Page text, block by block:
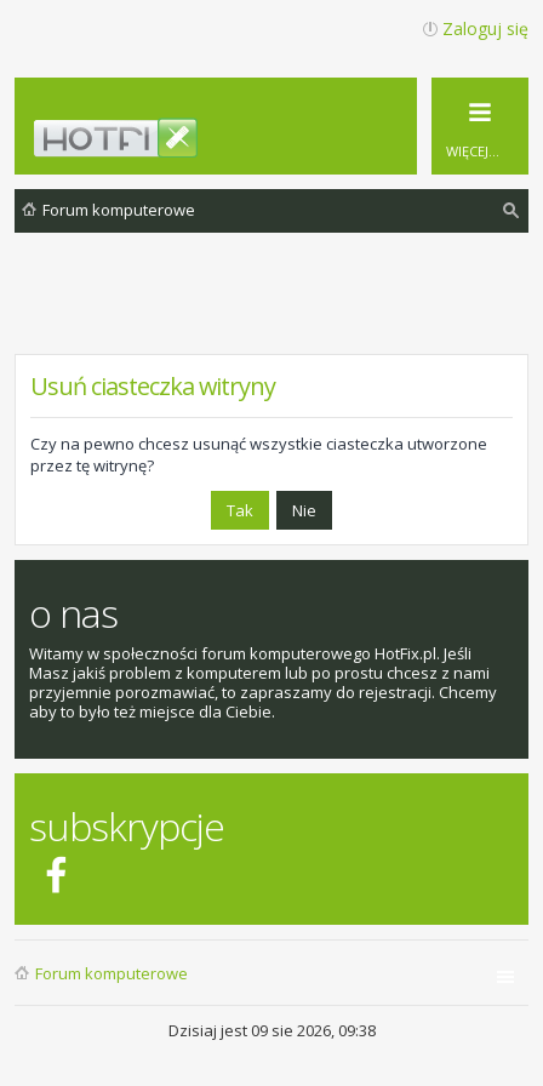
Zaloguj się
WIĘCEJ…
Forum komputerowe
Usuń ciasteczka witryny
Czy na pewno chcesz usunąć wszystkie ciasteczka utworzone
przez tę witrynę?
o nas
Witamy w społeczności forum komputerowego HotFix.pl. Jeśli
Masz jakiś problem z komputerem lub po prostu chcesz z nami
przyjemnie porozmawiać, to zapraszamy do rejestracji. Chcemy
aby to było też miejsce dla Ciebie.
subskrypcje
Forum komputerowe
Dzisiaj jest 09 sie 2026, 09:38